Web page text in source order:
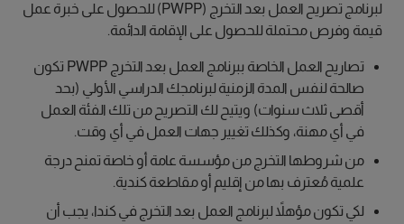
لبرنامج تصريح العمل بعد التخرج (PWPP) للحصول على خبرة عمل
قيمة وفرص محتملة للحصول على الإقامة الدائمة.
تصاريح العمل الخاصة ببرنامج العمل بعد التخرج PWPP تكون
صالحة لنفس المدة الزمنية لبرنامجك الدراسي الأولي (بحد
أقصى ثلاث سنوات) ويتيح لك التصريح من تلك الفئة العمل
في أي مهنة، وكذلك تغيير جهات العمل في أي وقت.
من شروطها التخرج من مؤسسة عامة أو خاصة تمنح درجة
علمية مُعترف بها من إقليم أو مقاطعة كندية.
لكي تكون مؤهلاً لبرنامج العمل بعد التخرج في كندا، يجب أن